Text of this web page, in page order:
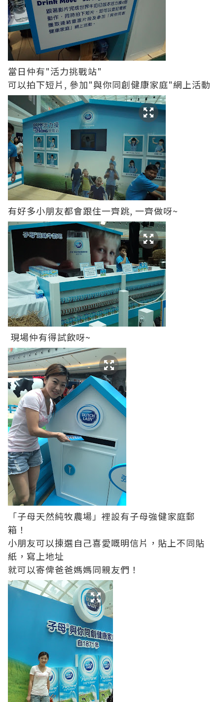
當日仲有"活力挑戰站"
可以拍下短片, 參加"與你同創健康家庭"網上活動
有好多小朋友都會跟住一齊跳, 一齊做呀~
現場仲有得試飲呀~
「子母天然純牧農場」裡設有子母強健家庭郵
箱！
小朋友可以㨂選自己喜愛嘅明信片，貼上不同貼
紙，寫上地址
就可以寄俾爸爸媽媽同親友們！